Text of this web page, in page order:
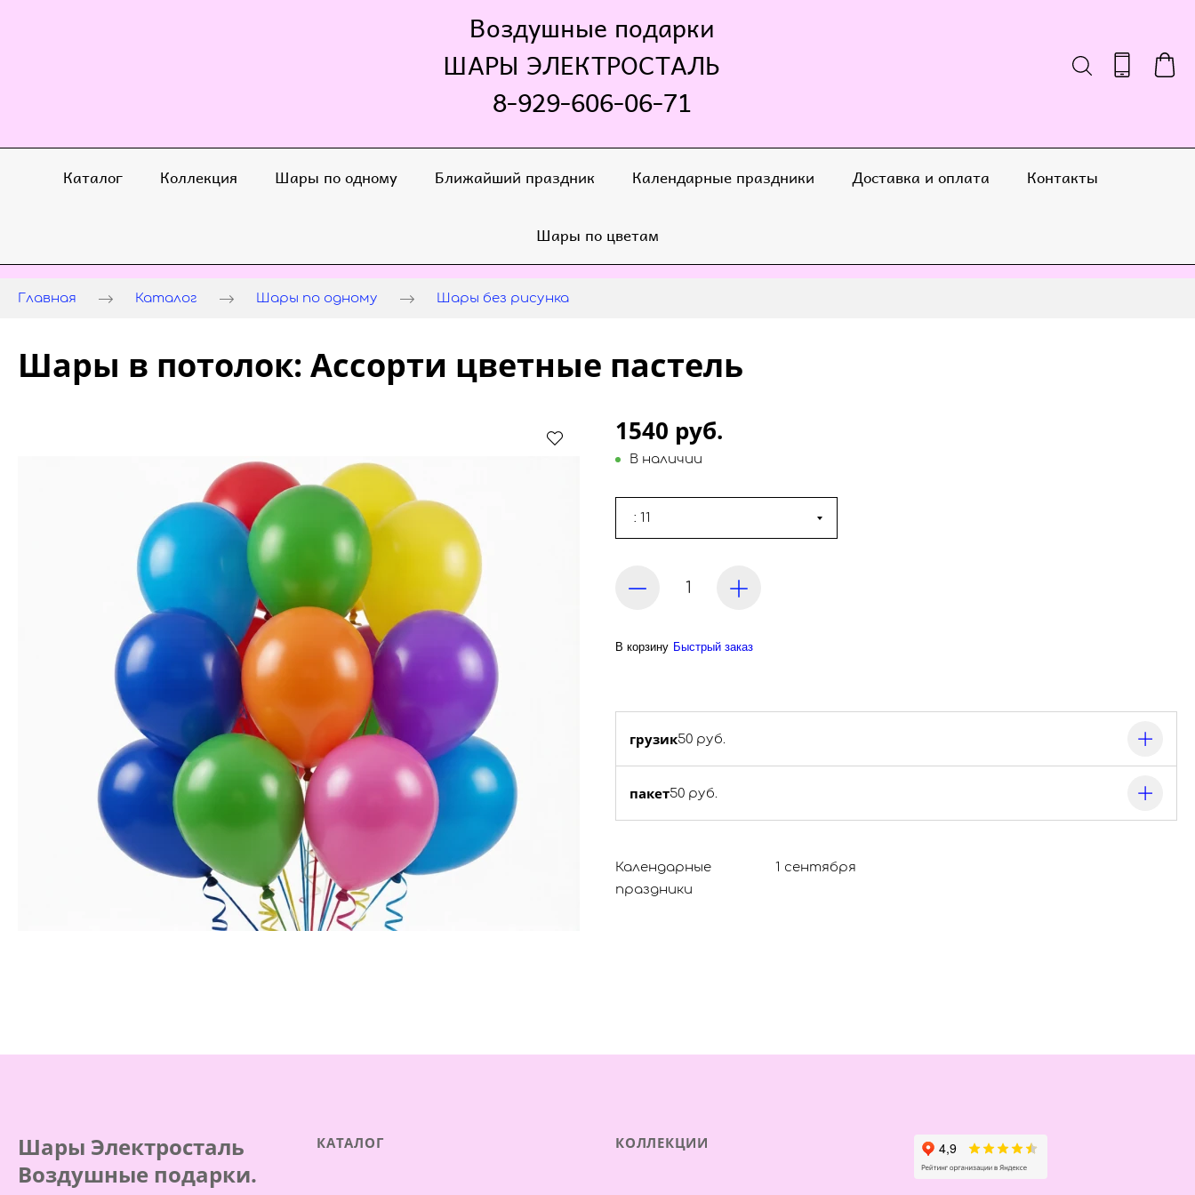
Воздушные подарки
ШАРЫ ЭЛЕКТРОСТАЛЬ
8-929-606-06-71
Каталог Коллекция Шары по одному Ближайший праздник Календарные праздники Доставка и оплата Контакты
Шары по цветам
Главная Каталог Шары по одному Шары без рисунка
Шары в потолок: Ассорти цветные пастель
1540 руб.
В наличии
: 11
В корзину Быстрый заказ
грузик50 руб.
пакет50 руб.
Календарные
праздники
1 сентября
Шары Электросталь
Воздушные подарки.
КАТАЛОГ КОЛЛЕКЦИИ